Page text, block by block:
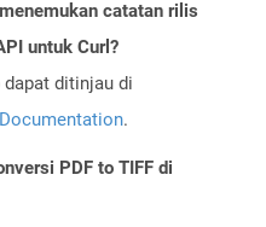
catatan rilis
untuk Curl?
ditinjau di
.
PDF to TIFF di